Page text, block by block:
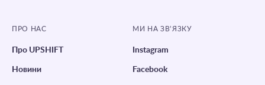
ПРО НАС
Про UPSHIFT
Новини
МИ НА ЗВ’ЯЗКУ
Instagram
Facebook